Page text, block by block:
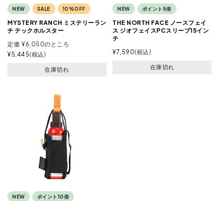
NEW SALE 10%OFF
MYSTERY RANCH ミステリーラン
チ テックホルスター
定価 ¥6,050のところ
¥5,445 税込
在庫切れ
NEW ポイント5倍
THE NORTH FACE ノースフェイ
ス ジオフェイスPCスリーブ15イン
チ
¥7,590 税込
在庫切れ
NEW ポイント10倍